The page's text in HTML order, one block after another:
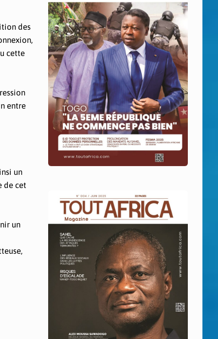
des
cette
entre
un
de cet
un